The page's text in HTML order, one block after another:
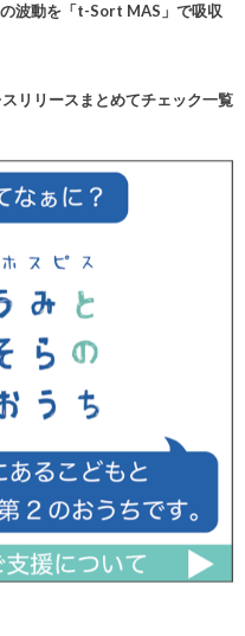
波動を「t-Sort MAS」で吸収
スリリースまとめてチェック一覧